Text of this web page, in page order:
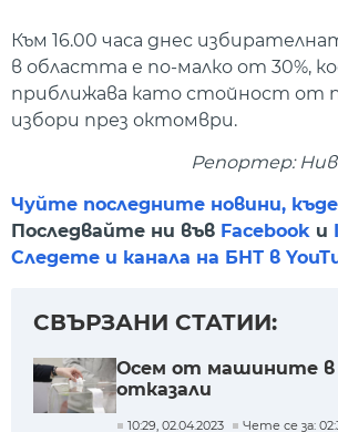
Към 16.00 часа днес
в областта е по-малко от 30%,
приближава като стойност от
избори през октомври.
Репортер:
Чуйте последните новини,
Последвайте ни във Facebook и
Следете и канала на БНТ в
СВЪРЗАНИ СТАТИИ:
Осем от машините в
отказали
10:29, 02.04.2023 Чете се за: